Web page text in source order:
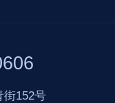
街152号